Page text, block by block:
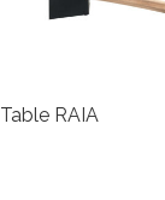
Table RAIA